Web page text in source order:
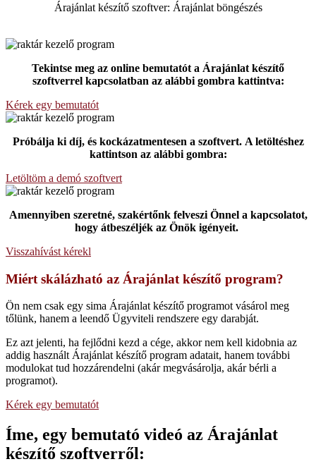
Árajánlat készítő szoftver: Árajánlat böngészés
Tekintse meg az online bemutatót a Árajánlat készítő
szoftverrel kapcsolatban az alábbi gombra kattintva:
Kérek egy bemutatót
Próbálja ki díj, és kockázatmentesen a szoftvert. A letöltéshez
kattintson az alábbi gombra:
Letöltöm a demó szoftvert
Amennyiben szeretné, szakértőnk felveszi Önnel a kapcsolatot,
hogy átbeszéljék az Önök igényeit.
Visszahívást kérekl
Miért skálázható az Árajánlat készítő program?
Ön nem csak egy sima Árajánlat készítő programot vásárol meg
tőlünk, hanem a leendő Ügyviteli rendszere egy darabját.
Ez azt jelenti, ha fejlődni kezd a cége, akkor nem kell kidobnia az
addig használt Árajánlat készítő program adatait, hanem további
modulokat tud hozzárendelni (akár megvásárolja, akár bérli a
programot).
Kérek egy bemutatót
Íme, egy bemutató videó az Árajánlat
készítő szoftverről: